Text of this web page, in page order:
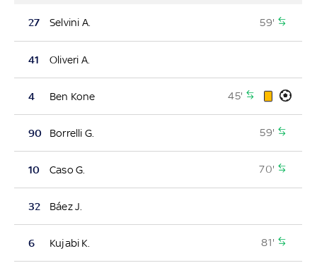
27 Selvini A. 59'
41 Oliveri A.
4 Ben Kone 45'
90 Borrelli G. 59'
10 Caso G. 70'
32 Báez J.
6 Kujabi K. 81'